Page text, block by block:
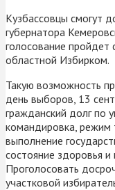
Кузбассовцы смогут
губернатора
голосование
областной Избирком.
Такую возможность
день выборов, 13
гражданский долг по
командировка, режим
выполнение
состояние здоровья
Проголосовать
участковой